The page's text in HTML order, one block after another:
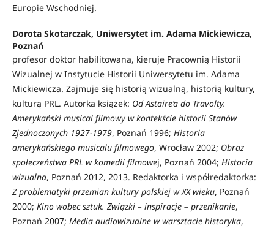
Europie Wschodniej.
Dorota Skotarczak, Uniwersytet im. Adama Mickiewicza,
Poznań
profesor doktor habilitowana, kieruje Pracownią Historii
Wizualnej w Instytucie Historii Uniwersytetu im. Adama
Mickiewicza. Zajmuje się historią wizualną, historią kultury,
kulturą PRL. Autorka książek: Od Astaire’a do Travolty.
Amerykański musical filmowy w kontekście historii Stanów
Zjednoczonych 1927-1979, Poznań 1996; Historia
amerykańskiego musicalu filmowego, Wrocław 2002; Obraz
społeczeństwa PRL w komedii filmowej, Poznań 2004; Historia
wizualna, Poznań 2012, 2013. Redaktorka i współredaktorka:
Z problematyki przemian kultury polskiej w XX wieku, Poznań
2000; Kino wobec sztuk. Związki – inspiracje – przenikanie,
Poznań 2007; Media audiowizualne w warsztacie historyka,